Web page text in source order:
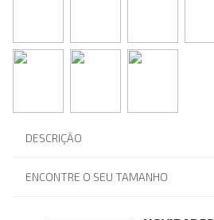
DESCRIÇÃO
ENCONTRE O SEU TAMANHO